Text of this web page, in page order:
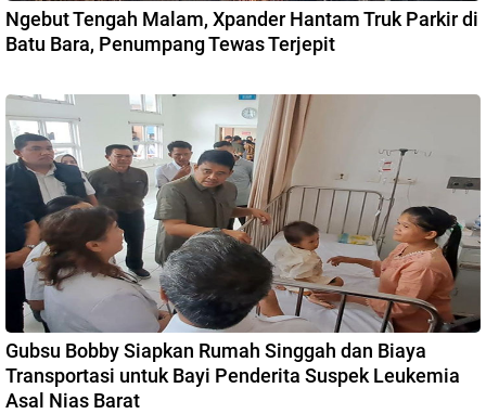
Ngebut Tengah Malam, Xpander Hantam Truk Parkir di
Batu Bara, Penumpang Tewas Terjepit
Gubsu Bobby Siapkan Rumah Singgah dan Biaya
Transportasi untuk Bayi Penderita Suspek Leukemia
Asal Nias Barat